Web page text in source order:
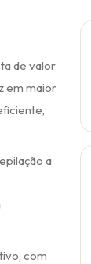
de valor
em maior
a
com